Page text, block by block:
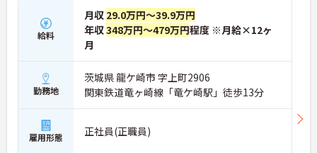
・年間休日114日、残業月平均10時間程度という就
業環境に加え、産前産後休暇や育児休暇制度がしっ
かりと整備されています。オンとオフの切り替えを
・グループホーム一棟あたりの入居者様20名定員を
常時2～4名のスタッフで支援、国基準を上回る人員
配置や夜間複数名体制が敷かれているため、業務に
追われることなくご利用者様のペースに合わせたサ
ポートが可能です。施設も専用設計で働きやすく、
ご自身の理想とする福祉を実践できる環境が整って
給料
月収 29.0万円～39.9万円
年収348万円～479万円程度 ※月給×12ヶ
月
勤務地
茨城県 龍ケ崎市 字上町2906
関東鉄道竜ヶ崎線「竜ケ崎駅」徒歩13分
雇用形態 正社員(正職員)